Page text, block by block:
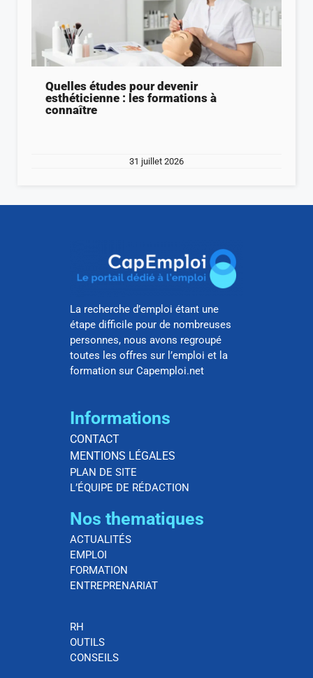
Quelles études pour devenir
esthéticienne : les formations à
connaître
31 juillet 2026
La recherche d’emploi étant une
étape difficile pour de nombreuses
personnes, nous avons regroupé
toutes les offres sur l’emploi et la
formation sur Capemploi.net
Informations
CONTACT
MENTIONS LÉGALES
PLAN DE SITE
L’ÉQUIPE DE RÉDACTION
Nos thematiques
ACTUALITÉS
EMPLOI
FORMATION
ENTREPRENARIAT
RH
OUTILS
CONSEILS